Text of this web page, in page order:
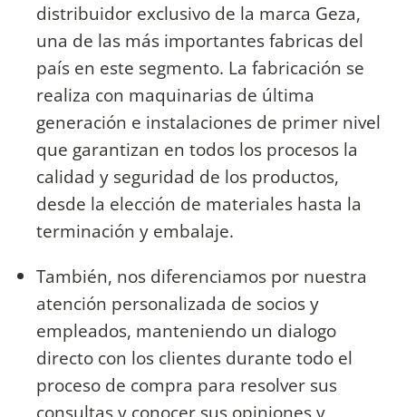
distribuidor exclusivo de la marca Geza,
una de las más importantes fabricas del
país en este segmento. La fabricación se
realiza con maquinarias de última
generación e instalaciones de primer nivel
que garantizan en todos los procesos la
calidad y seguridad de los productos,
desde la elección de materiales hasta la
terminación y embalaje.
También, nos diferenciamos por nuestra
atención personalizada de socios y
empleados, manteniendo un dialogo
directo con los clientes durante todo el
proceso de compra para resolver sus
consultas y conocer sus opiniones y